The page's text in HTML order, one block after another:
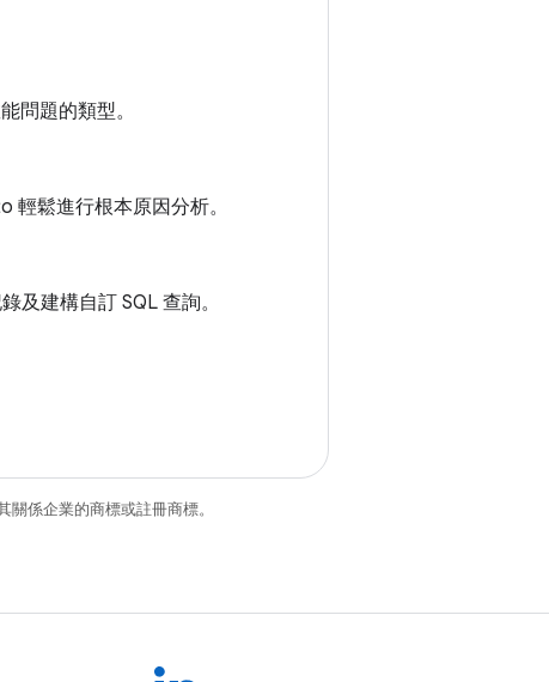
問題的類型。
鬆進行根本原因分析。
及建構自訂 SQL 查詢。
係企業的商標或註冊商標。